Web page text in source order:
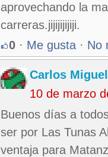
aprovechando la
carreras.jijijijijiji.
0 · Me gusta · No
Carlos
10 de marzo
Buenos días a
ser por Las Tunas
ventaja para